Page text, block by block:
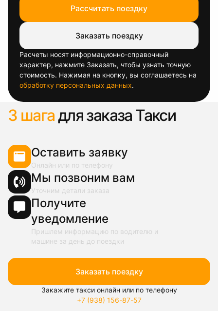
Рассчитать поездку
Заказать поездку
Расчеты носят информационно-справочный
характер, нажмите Заказать, чтобы узнать точную
стоимость. Нажимая на кнопку, вы соглашаетесь на
обработку персональных данных.
3 шагадля заказа Такси
Оставить заявку
Онлайн или по телефону
Мы позвоним вам
Уточним детали заказа
Получите
уведомление
Пришлем информацию по водителю и
машине за день до поездки
Заказать поездку
Закажите такси онлайн или по телефону
+7 (938) 156-87-57